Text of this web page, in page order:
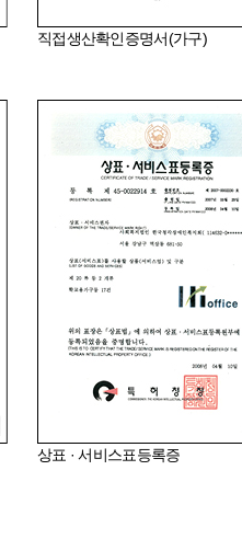
직접생산확인증명서(가구)
상표 · 서비스표등록증